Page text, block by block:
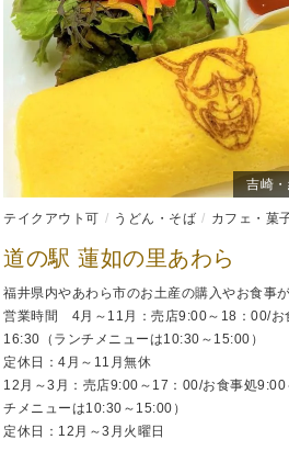
吉崎
テイクアウト可 うどん・そば カフェ・菓
道の駅 蓮如の里あわら
福井県内やあわら市のお土産の購入やお食事が
営業時間 4月～11月：売店9:00～18：00/お
16:30（ランチメニューは10:30～15:00）
定休日：4月～11月無休
12月～3月：売店9:00～17：00/お食事処9:00
チメニューは10:30～15:00）
定休日：12月～3月火曜日